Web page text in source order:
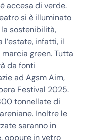
accesa di verde.
si è illuminato
sostenibilità,
l’estate, infatti, il
marcia green. Tutta
da fonti
ad Agsm Aim,
Festival 2025.
tonnellate di
Inoltre le
saranno in
oppure in vetro